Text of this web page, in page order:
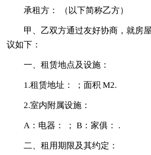
承租方： （以下简称乙方）
甲、乙双方通过友好协商，就房
议如下：
一、租赁地点及设施：
1.租赁地址： ；面积 M2.
2.室内附属设施：
A：电器： ； B：家俱： .
二、租用期限及其约定：